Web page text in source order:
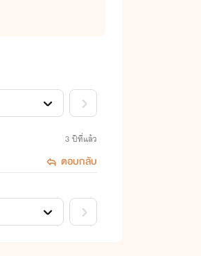
3 ปีที่แล้ว
ตอบกลับ